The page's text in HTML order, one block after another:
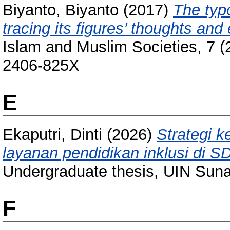
Biyanto, Biyanto (2017) The
tracing its figures’ thoughts
Islam and Muslim Societies, 7
2406-825X
E
Ekaputri, Dinti (2026) Strategi
layanan pendidikan inklusi di
Undergraduate thesis, UIN
F